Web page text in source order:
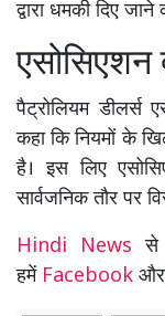
द्वारा धमकी दिए
एसोसिएशन
पैट्रोलियम डीलर्स
कहा कि नियमों के
है। इस लिए
सार्वजनिक तौर पर
Hindi Newsसे
हमें Facebook और